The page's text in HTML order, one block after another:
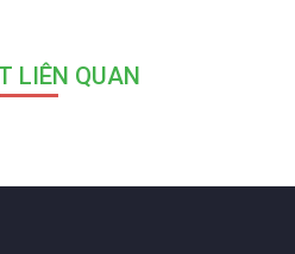
LIÊN QUAN